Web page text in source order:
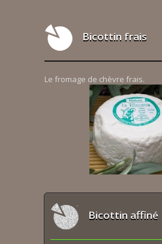
Bicottin frais
Le fromage de chèvre frais.
Bicottin affiné